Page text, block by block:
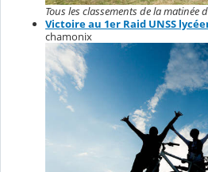
Tous les classements de la matinée
Victoire au 1er Raid UNSS
chamonix